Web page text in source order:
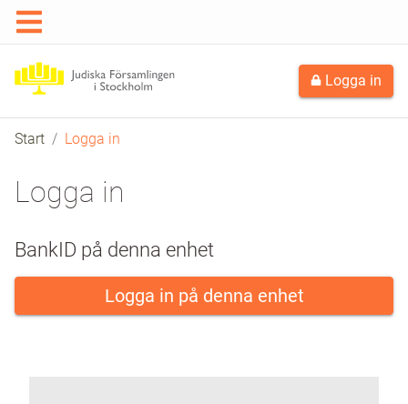
Logga in
Start Logga in
Logga in
BankID på denna enhet
Logga in på denna enhet